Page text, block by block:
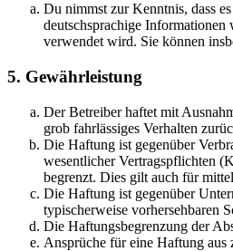
Du nimmst zur Kenntnis, dass
deutschsprachige
verwendet wird. Sie können
5. Gewährleistung
Der Betreiber haftet mit
grob fahrlässiges Verhalten
Die Haftung ist gegenüber
wesentlicher Vertragspflichten
begrenzt. Dies gilt auch für
Die Haftung ist gegenüber
typischerweise vorhersehbaren
Die Haftungsbegrenzung der
Ansprüche für eine Haftung aus